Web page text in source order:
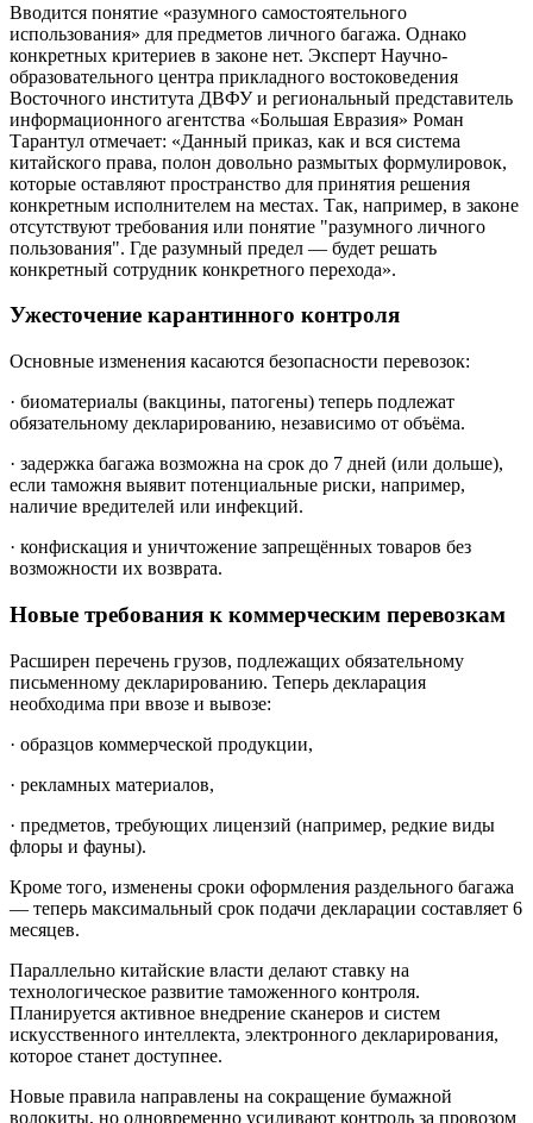
Вводится понятие «разумного самостоятельного
использования» для предметов личного багажа. Однако
конкретных критериев в законе нет. Эксперт Научно-
образовательного центра прикладного востоковедения
Восточного института ДВФУ и региональный представитель
информационного агентства «Большая Евразия» Роман
Тарантул отмечает: «Данный приказ, как и вся система
китайского права, полон довольно размытых формулировок,
которые оставляют пространство для принятия решения
конкретным исполнителем на местах. Так, например, в законе
отсутствуют требования или понятие "разумного личного
пользования". Где разумный предел — будет решать
конкретный сотрудник конкретного перехода».
Ужесточение карантинного контроля
Основные изменения касаются безопасности перевозок:
· биоматериалы (вакцины, патогены) теперь подлежат
обязательному декларированию, независимо от объёма.
· задержка багажа возможна на срок до 7 дней (или дольше),
если таможня выявит потенциальные риски, например,
наличие вредителей или инфекций.
· конфискация и уничтожение запрещённых товаров без
возможности их возврата.
Новые требования к коммерческим перевозкам
Расширен перечень грузов, подлежащих обязательному
письменному декларированию. Теперь декларация
необходима при ввозе и вывозе:
· образцов коммерческой продукции,
· рекламных материалов,
· предметов, требующих лицензий (например, редкие виды
флоры и фауны).
Кроме того, изменены сроки оформления раздельного багажа
— теперь максимальный срок подачи декларации составляет 6
месяцев.
Параллельно китайские власти делают ставку на
технологическое развитие таможенного контроля.
Планируется активное внедрение сканеров и систем
искусственного интеллекта, электронного декларирования,
которое станет доступнее.
Новые правила направлены на сокращение бумажной
волокиты, но одновременно усиливают контроль за провозом